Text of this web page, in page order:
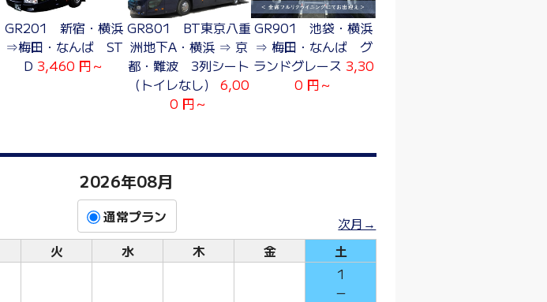
GR201 新宿・横浜
⇒梅田・なんば ST
D 3,460 円～
GR801 BT東京八重
洲地下A・横浜 ⇒ 京
都・難波 3列シート
（トイレなし）6,00
0 円～
GR901 池袋・横浜
⇒ 梅田・なんば グ
ランドグレース 3,30
0 円～
2026年08月
通常プラン
次月→
火 水 木 金
土
1
－